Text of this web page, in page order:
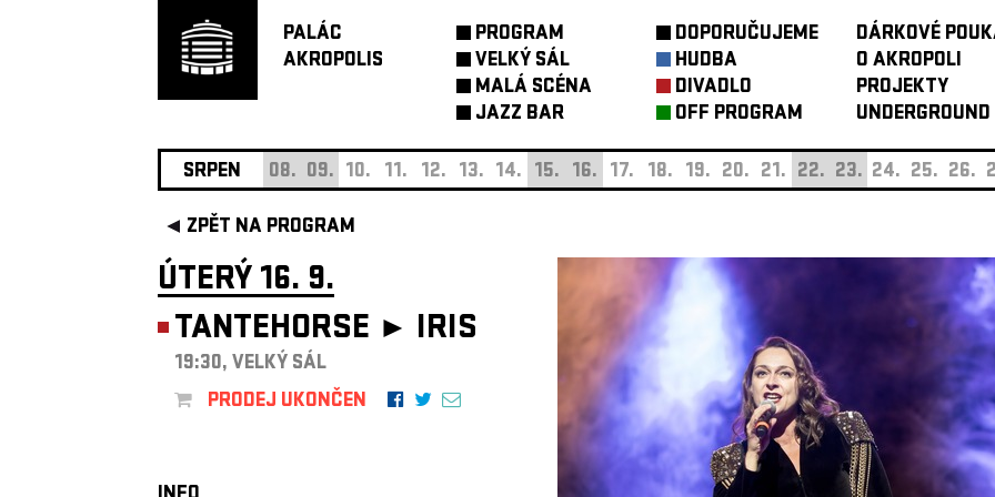
PALÁC
AKROPOLIS
PROGRAM
VELKÝ SÁL
MALÁ SCÉNA
JAZZ BAR
DOPORUČUJEME
HUDBA
DIVADLO
OFF PROGRAM
DÁRKOVÉ
O AKROPOLI
PROJEKTY
UNDERGROUND
SRPEN 08. 09. 10. 11. 12. 13. 14. 15. 16. 17. 18. 19. 20. 21. 22. 23. 24. 25. 26.
ZPĚT NA PROGRAM
ÚTERÝ 16. 9.
TANTEHORSE ► IRIS
19:30, VELKÝ SÁL
PRODEJ UKONČEN